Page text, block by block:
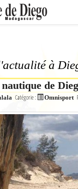
à
de
Catégorie : Omnisport